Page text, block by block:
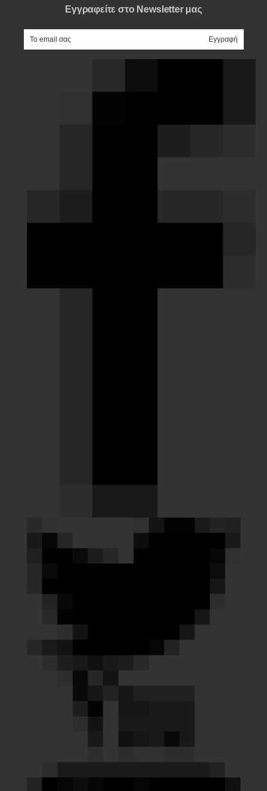
Εγγραφείτε στο Newsletter μας
e-mail